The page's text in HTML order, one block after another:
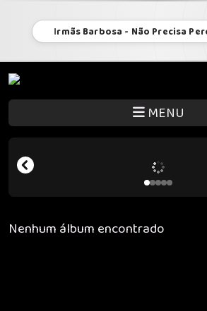
Irmãs Barbosa - Não Precisa
MENU
Nenhum álbum encontrado